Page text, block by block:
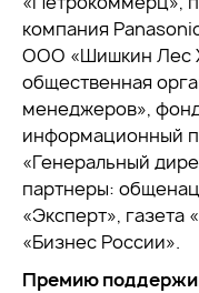
компания
ООО «Шишкин Лес
общественная
менеджеров»,
информационный
«Генеральный
партнеры:
«Эксперт», газета
«Бизнес России».
Премию